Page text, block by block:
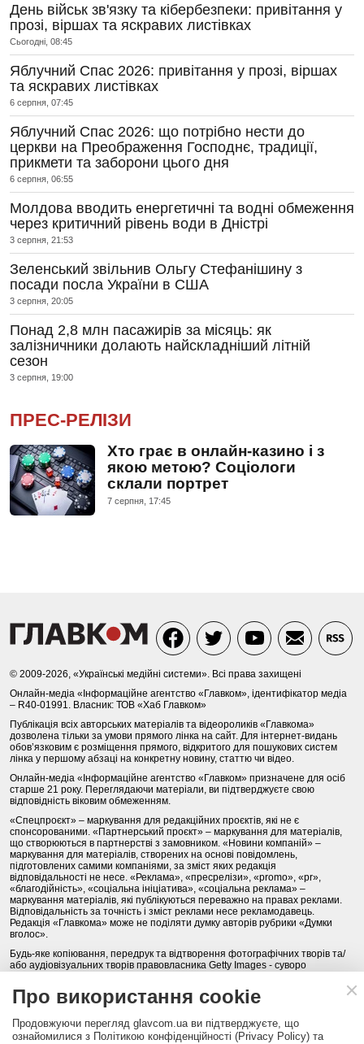
День військ зв'язку та кібербезпеки: привітання у
прозі, віршах та яскравих листівках
Сьогодні, 08:45
Яблучний Спас 2026: привітання у прозі, віршах
та яскравих листівках
6 серпня, 07:45
Яблучний Спас 2026: що потрібно нести до
церкви на Преображення Господнє, традиції,
прикмети та заборони цього дня
6 серпня, 06:55
Молдова вводить енергетичні та водні обмеження
через критичний рівень води в Дністрі
3 серпня, 21:53
Зеленський звільнив Ольгу Стефанішину з
посади посла України в США
3 серпня, 20:05
Понад 2,8 млн пасажирів за місяць: як
залізничники долають найскладніший літній
сезон
3 серпня, 19:00
ПРЕС-РЕЛІЗИ
Хто грає в онлайн-казино і з
якою метою? Соціологи
склали портрет
7 серпня, 17:45
© 2009-2026, «Українські медійні системи». Всі права захищені
Онлайн-медіа «Інформаційне агентство «Главком», ідентифікатор медіа
– R40-01991. Власник: ТОВ «Хаб Главком»
Публікація всіх авторських матеріалів та відеороликів «Главкома»
дозволена тільки за умови прямого лінка на сайт. Для інтернет-видань
обов’язковим є розміщення прямого, відкритого для пошукових систем
лінка у першому абзаці на конкретну новину, статтю чи відео.
Онлайн-медіа «Інформаційне агентство «Главком» призначене для осіб
старше 21 року. Переглядаючи матеріали, ви підтверджуєте свою
відповідність віковим обмеженням.
«Спецпроєкт» – маркування для редакційних проєктів, які не є
спонсорованими. «Партнерський проєкт» – маркування для матеріалів,
що створюються в партнерстві з замовником. «Новини компаній» –
маркування для матеріалів, створених на основі повідомлень,
підготовлених самими компаніями, за зміст яких редакція
відповідальності не несе. «Реклама», «пресрелізи», «promo», «pr»,
«благодійність», «соціальна ініціатива», «соціальна реклама» –
маркування матеріалів, які публікуються переважно на правах реклами.
Відповідальність за точність і зміст реклами несе рекламодавець.
Редакція «Главкома» може не поділяти думку авторів рубрики «Думки
вголос».
Будь-яке копіювання, передрук та відтворення фотографічних творів та/
або аудіовізуальних творів правовласника Getty Images - суворо
Політика конфіденційності (Privacy Policy). Правила сайту
КОНТАКТИ НАША КОМАНДА АРХІВ
Про використання cookie
Продовжуючи перегляд glavcom.ua ви підтверджуєте, що
ознайомилися з Політикою конфіденційності (Privacy Policy) та